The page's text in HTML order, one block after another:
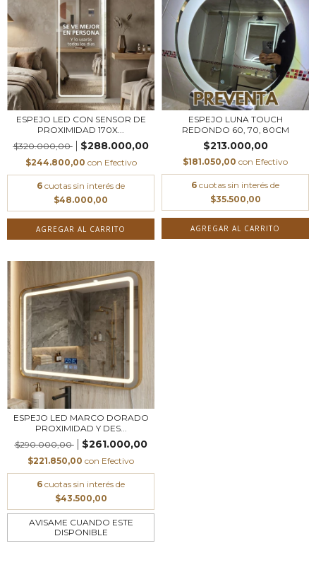
ESPEJO LED CON SENSOR DE
PROXIMIDAD 170X...
$320.000,00
$288.000,00
$244.800,00 con Efectivo
6 cuotas sin interés de
$48.000,00
ESPEJO LUNA TOUCH
REDONDO 60, 70, 80CM
$213.000,00
$181.050,00 con Efectivo
6 cuotas sin interés de
$35.500,00
AGREGAR AL CARRITO
ESPEJO LED MARCO DORADO
PROXIMIDAD Y DES...
$290.000,00
$261.000,00
$221.850,00 con Efectivo
6 cuotas sin interés de
$43.500,00
AVISAME CUANDO ESTE
DISPONIBLE